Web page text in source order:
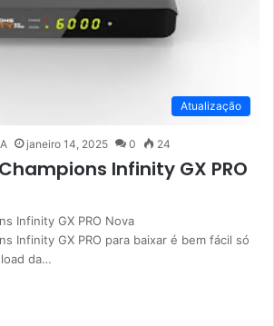
Atualização
janeiro 14, 2025 0 24
Infinity GX PRO
Infinity GX PRO Nova
Infinity GX PRO para baixar é bem fácil só
da…